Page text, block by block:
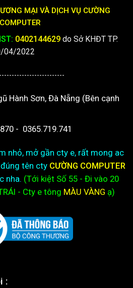
MẠI VÀ DỊCH VỤ CƯỜNG
COMPUTER
0402144629do Sở KHĐT TP.
04/2022
Hành Sơn, Đà Nẵng (Bên cạnh
- 0365.719.741
nhỏ, mở gần cty e, rất mong ac
đúng tên cty CƯỜNG COMPUTER
nha. (Tới kiệtSố 55 - Đi vào 20
- Cty e tông MÀU VÀNG ạ)
: